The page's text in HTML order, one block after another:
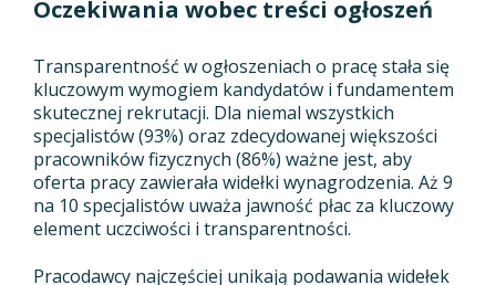
Oczekiwania wobec treści ogłoszeń
Transparentność w ogłoszeniach o pracę stała się
kluczowym wymogiem kandydatów i fundamentem
skutecznej rekrutacji. Dla niemal wszystkich
specjalistów (93%) oraz zdecydowanej większości
pracowników fizycznych (86%) ważne jest, aby
oferta pracy zawierała widełki wynagrodzenia. Aż 9
na 10 specjalistów uważa jawność płac za kluczowy
element uczciwości i transparentności.
Pracodawcy najczęściej unikają podawania widełek